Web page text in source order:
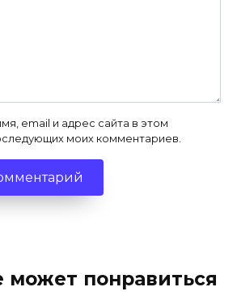
email и адрес сайта в этом
моих комментариев.
может понравиться